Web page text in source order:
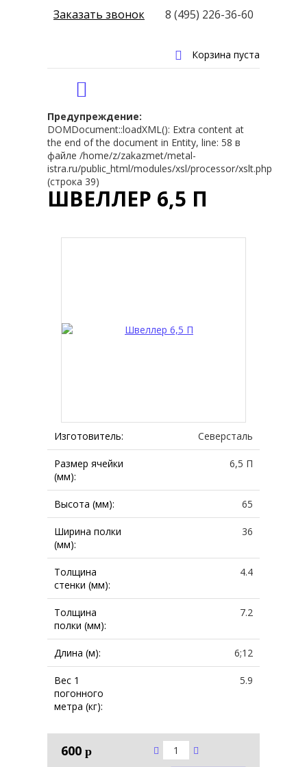
Предупреждение:
DOMDocument::loadXML(): Extra content at
the end of the document in Entity, line: 58 в
файле /home/z/zakazmet/metal-
istra.ru/public_html/modules/xsl/processor/xslt.php
(строка 39)
ШВЕЛЛЕР 6,5 П
Изготовитель: Северсталь
Размер ячейки
(мм):
6,5 П
Высота (мм): 65
Ширина полки
(мм):
36
Толщина
стенки (мм):
4.4
Толщина
полки (мм):
7.2
Длина (м): 6;12
Вес 1
погонного
метра (кг):
5.9
600 р
Заказать звонок 8 (495) 226-36-60
Корзина пуста